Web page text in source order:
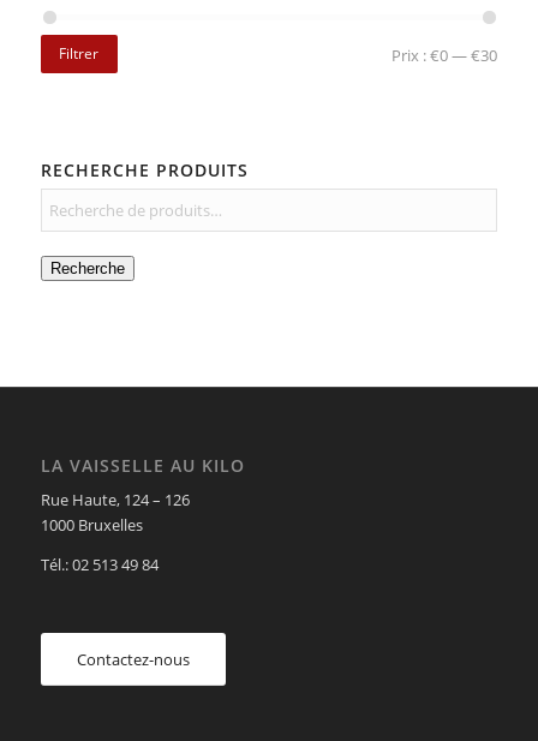
Filtrer Prix :€0—€30
RECHERCHE PRODUITS
Recherche
LA VAISSELLE AU KILO
Rue Haute, 124 – 126
1000 Bruxelles
Tél.: 02 513 49 84
Contactez-nous